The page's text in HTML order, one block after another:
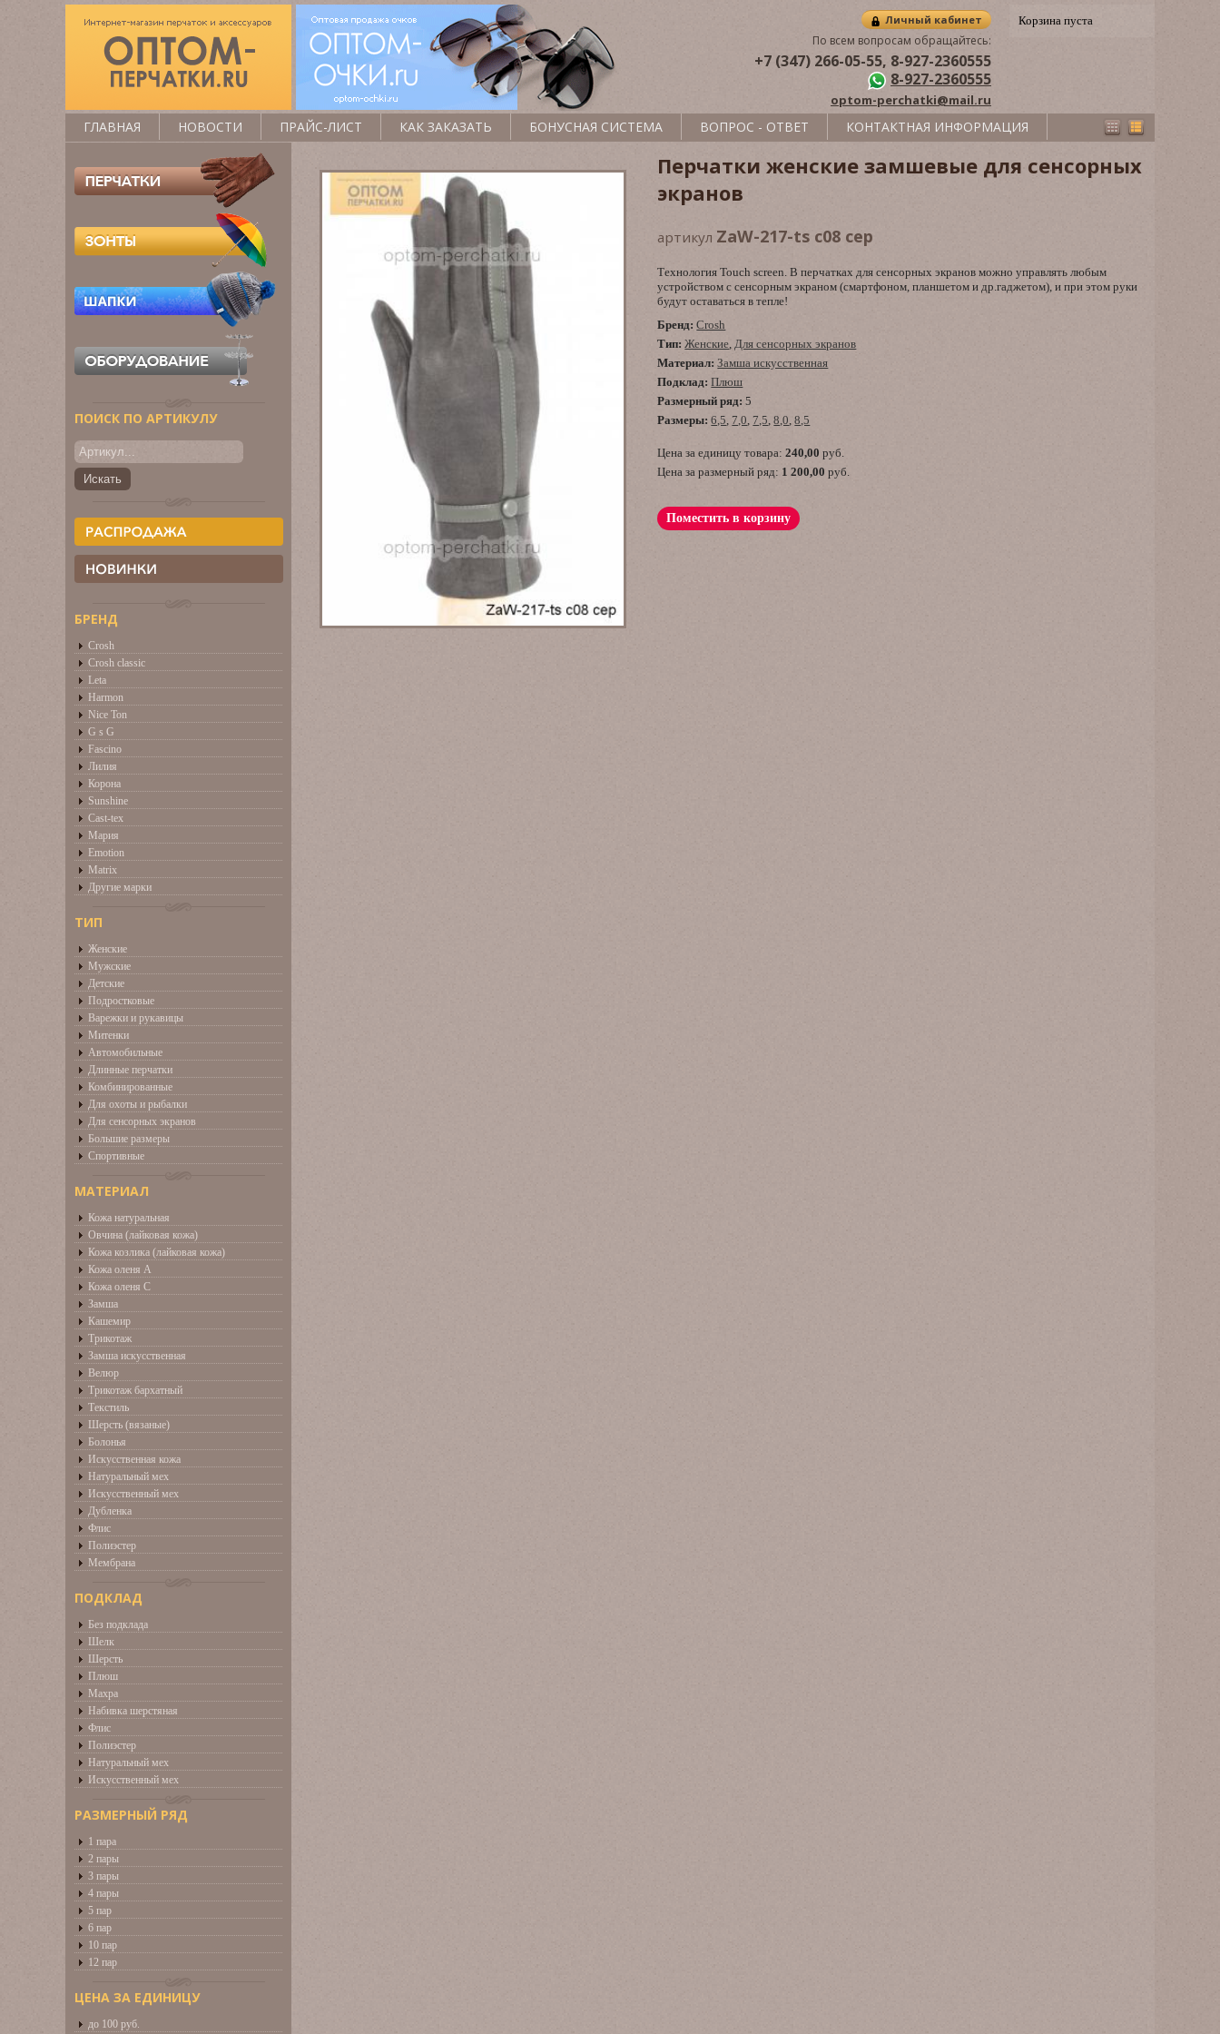
ПОИСК ПО АРТИКУЛУ
БРЕНД
Crosh
Crosh classic
Leta
Harmon
Nice Ton
G s G
Fascino
Лилия
Корона
Sunshine
Cast-tex
Мария
Emotion
Matrix
Другие марки
ТИП
Женские
Мужские
Детские
Подростковые
Варежки и рукавицы
Митенки
Автомобильные
Длинные перчатки
Комбинированные
Для охоты и рыбалки
Для сенсорных экранов
Большие размеры
Спортивные
МАТЕРИАЛ
Кожа натуральная
Овчина (лайковая кожа)
Кожа козлика (лайковая кожа)
Кожа оленя А
Кожа оленя С
Замша
Кашемир
Трикотаж
Замша искусственная
Велюр
Трикотаж бархатный
Текстиль
Шерсть (вязаные)
Болонья
Искусственная кожа
Натуральный мех
Искусственный мех
Дубленка
Флис
Полиэстер
Мембрана
ПОДКЛАД
Без подклада
Шелк
Шерсть
Плюш
Махра
Набивка шерстяная
Флис
Полиэстер
Натуральный мех
Искусственный мех
РАЗМЕРНЫЙ РЯД
1 пара
2 пары
3 пары
4 пары
5 пар
6 пар
10 пар
12 пар
ЦЕНА ЗА ЕДИНИЦУ
до 100 руб.
Перчатки женские замшевые для сенсорных
экранов
артикул ZaW-217-ts c08 сер
Технология Touch screen. В перчатках для сенсорных экранов можно управлять любым
устройством с сенсорным экраном (смартфоном, планшетом и др.гаджетом), и при этом руки
будут оставаться в тепле!
Бренд: Crosh
Тип: Женские,Для сенсорных экранов
Материал: Замша искусственная
Подклад: Плюш
Размерный ряд: 5
Размеры: 6,5, 7,0, 7,5,8,0,8,5
Цена за единицу товара:240,00 руб.
Цена за размерный ряд: 1 200,00 руб.
Поместить в корзину
Корзина пуста
Личный кабинет
По всем вопросам обращайтесь:
+7 (347) 266-05-55, 8-927-2360555
8-927-2360555
optom-perchatki@mail.ru
ГЛАВНАЯ НОВОСТИ ПРАЙС-ЛИСТ КАК ЗАКАЗАТЬ БОНУСНАЯ СИСТЕМА ВОПРОС - ОТВЕТ КОНТАКТНАЯ ИНФОРМАЦИЯ